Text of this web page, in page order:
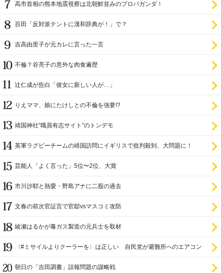
高市首相の熊本地震視察は北朝鮮並みのプロパガンダ！
百田「反対派テントに漢和辞典が！」で？
吉高由里子が元カレに言った一言
不倫？谷亮子の意外な肉食遍歴
辻仁成が告白「彼女に新しい人が…」
りえママ、娘にたけしとの不倫を強要!?
靖国神社“職員有志サイト”のトンデモ
英軍ラグビーチームの靖国訪問にイギリスで批判殺到、大問題に！
芸能人「よく言った」5位〜2位、大賞
市川沙耶と熱愛・野島アナに二股の過去
文春の前次官証言で官邸vsマスコミ攻防
綾瀬はるかが毒ガス製造の元兵士を取材
〈#ミサイルよりクーラーを〉は正しい 自民党が避難所へのエアコン
朝日の「吉田調書」誤報問題の謀略戦